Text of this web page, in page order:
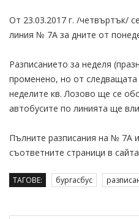
От 23.03.2017 г. /четвъртък/
линия № 7А за дните от
Разписанието за неделя
променено, но от следващата
неделите кв. Лозово ще се
автобусите по линията ще
Пълните разписания на № 7А
съответните страници в
ТАГОВЕ: бургасбус